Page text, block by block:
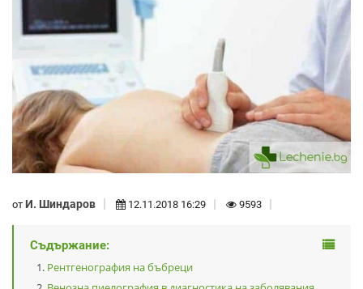
от И. Шиндаров 12.11.2018 16:29 9593
Съдържание:
Рентгенография на бъбреци